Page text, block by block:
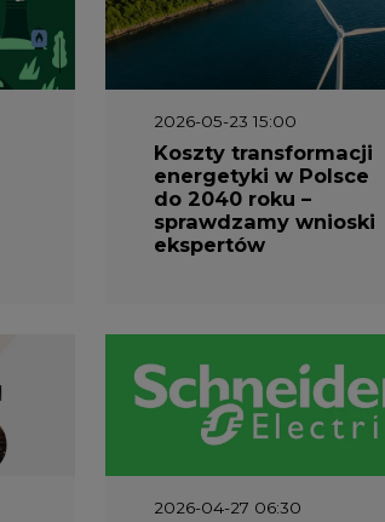
2026-05-23 15:00
Koszty transformacji
energetyki w Polsce
do 2040 roku –
sprawdzamy wnioski
ekspertów
2026-04-27 06:30